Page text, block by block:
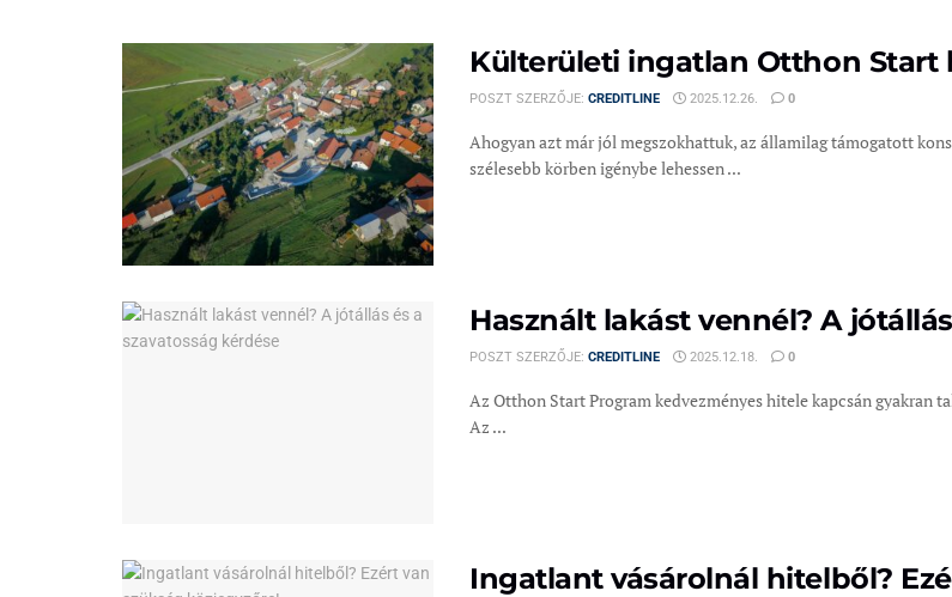
Külterületi ingatlan Otthon Start
POSZT SZERZŐJE: CREDITLINE 2025.12.26. 0
Ahogyan azt már jól megszokhattuk, az államilag támogatott
szélesebb körben igénybe lehessen ...
Használt lakást vennél? A
POSZT SZERZŐJE: CREDITLINE 2025.12.18. 0
Az Otthon Start Program kedvezményes hitele kapcsán gyakran
Az ...
Ingatlant vásárolnál hitelből?